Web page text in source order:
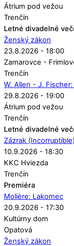
Átrium pod vežou
Trenčín
Letné divadelné
Ženský zákon
23.8.2026 - 18:00
Zamarovce -
Trenčín
W. Allen - J.
29.8.2026 - 19:00
Átrium pod vežou
Trenčín
Letné divadelné
Zázrak (Incorruptible)
10.9.2026 - 18:30
KKC Hviezda
Trenčín
Premiéra
Molière: Lakomec
20.9.2026 - 17:30
Kultúrny dom
Opatová
Ženský zákon